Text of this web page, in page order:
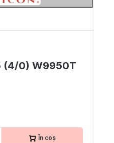
(4/0) W9950T
În coș